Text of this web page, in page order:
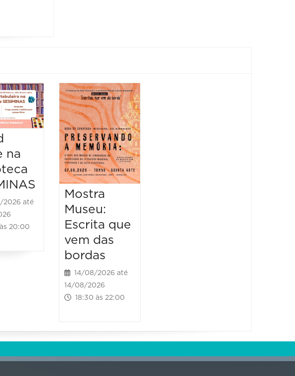
na
até
20:00
Mostra
Museu:
Escrita que
vem das
bordas
14/08/2026 até
14/08/2026
18:30 às 22:00